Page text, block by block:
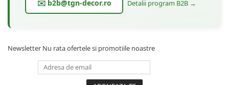
✉️ b2b@tgn-decor.ro Detalii program B2B →
Newsletter Nu rata ofertele si promotiile noastre